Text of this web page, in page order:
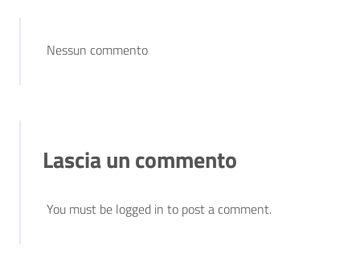
Nessun commento
Lascia un commento
You must be logged in to post a comment.